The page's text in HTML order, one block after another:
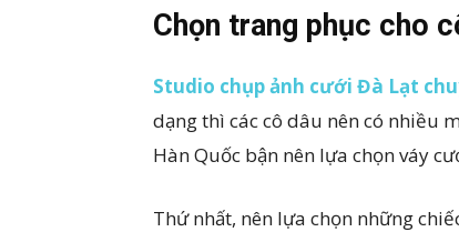
Chọn trang phục cho
Studio chụp ảnh cưới Đà Lạt
dạng thì các cô dâu nên có nhiều
Hàn Quốc bận nên lựa chọn váy
Thứ nhất, nên lựa chọn những